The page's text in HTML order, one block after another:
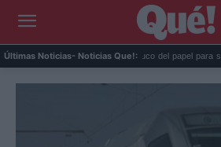
Últimas Noticias- Noticias Que!:
La goma de la nevera: el truco del papel para sabe...